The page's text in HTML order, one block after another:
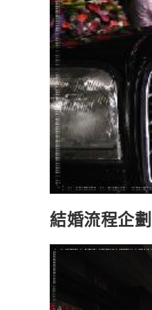
結婚流程企